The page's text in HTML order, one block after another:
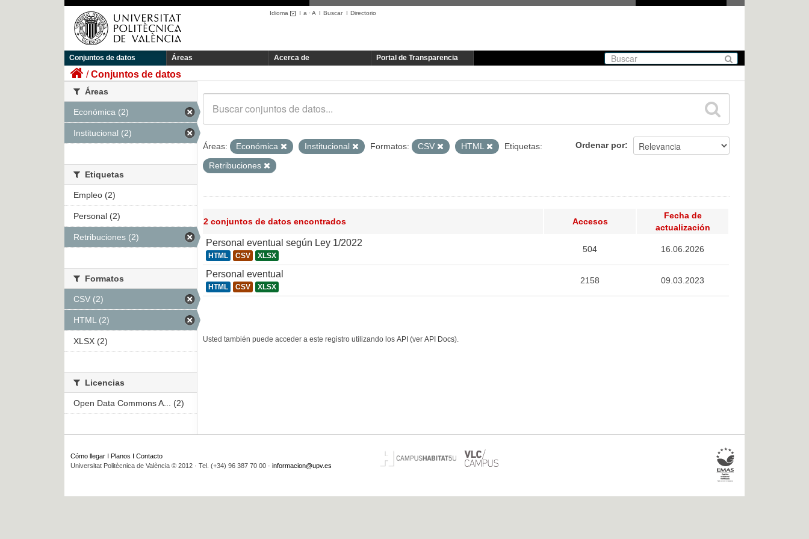
Idioma I a ·A I BuscarI Directorio
Conjuntos de datos Áreas Acerca de Portal de Transparencia
Conjuntos de datos
Ordenar por
Áreas: Económica Institucional Formatos: CSV HTML
Etiquetas:
Retribuciones
2 conjuntos de datos encontrados Accesos
Fecha de
actualización
Personal eventual según Ley 1/2022
HTML CSV XLSX
504 16.06.2026
Personal eventual
HTML CSV XLSX
2158 09.03.2023
Usted también puede acceder a este registro utilizando los API (ver API Docs).
Áreas
Económica (2)
Institucional (2)
Etiquetas
Empleo (2)
Personal (2)
Retribuciones (2)
Formatos
CSV (2)
HTML (2)
XLSX (2)
Licencias
Open Data Commons A... (2)
Cómo llegar Planos
Contacto
Universitat Politècnica de València © 2012 · Tel. (+34) 96 387 70 00 · informacion@upv.es